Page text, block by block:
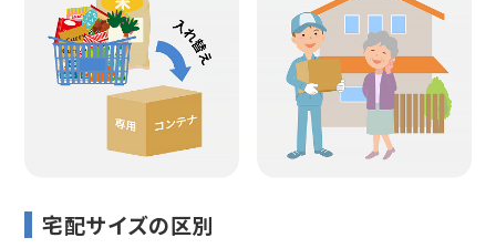
宅配サイズの区別